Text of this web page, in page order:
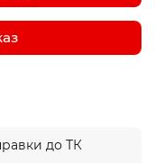
до ТК